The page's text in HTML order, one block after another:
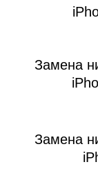
Замена
Замена